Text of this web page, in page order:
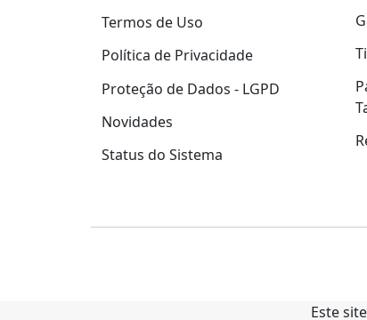
Termos de Uso
Política de Privacidade
Proteção de Dados - LGPD
Novidades
Status do Sistema
Este